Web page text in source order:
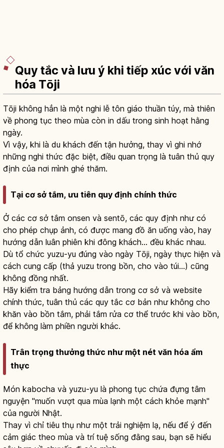
Quy tắc và lưu ý khi tiếp xúc với văn
hóa Tōji
Tōji không hẳn là một nghi lễ tôn giáo thuần túy, mà thiên
về phong tục theo mùa còn in dấu trong sinh hoạt hằng
ngày.
Vì vậy, khi là du khách đến tận hưởng, thay vì ghi nhớ
những nghi thức đặc biệt, điều quan trọng là tuân thủ quy
định của nơi mình ghé thăm.
Tại cơ sở tắm, ưu tiên quy định chính thức
Ở các cơ sở tắm onsen và sentō, các quy định như có
cho phép chụp ảnh, có được mang đồ ăn uống vào, hay
hướng dẫn luân phiên khi đông khách… đều khác nhau.
Dù tổ chức yuzu-yu đúng vào ngày Tōji, ngày thực hiện và
cách cung cấp (thả yuzu trong bồn, cho vào túi…) cũng
không đồng nhất.
Hãy kiểm tra bảng hướng dẫn trong cơ sở và website
chính thức, tuân thủ các quy tắc cơ bản như không cho
khăn vào bồn tắm, phải tắm rửa cơ thể trước khi vào bồn,
để không làm phiền người khác.
Trân trọng thưởng thức như một nét văn hóa ẩm
thực
Món kabocha và yuzu-yu là phong tục chứa đựng tâm
nguyện "muốn vượt qua mùa lạnh một cách khỏe mạnh"
của người Nhật.
Thay vì chỉ tiêu thụ như một trải nghiệm lạ, nếu để ý đến
cảm giác theo mùa và trí tuệ sống đằng sau, bạn sẽ hiểu